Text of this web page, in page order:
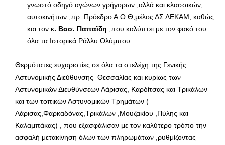
γνωστό οδηγό αγώνων γρήγορων ,αλλά και κλασσικών,
αυτοκινήτων ,πρ. Πρόεδρο Α.Ο.Θ,μέλος ΔΣ ΛΕΚΑΜ, καθώς
και τον κ. Βασ. Παπαϊδη ,που καλύπτει με τον φακό του
όλα τα Ιστορικά Ράλλυ Ολύμπου .
Θερμότατες ευχαριστίες σε όλα τα στελέχη της Γενικής
Αστυνομικής Διεύθυνσης Θεσσαλίας και κυρίως των
Αστυνομικών Διευθύνσεων Λάρισας, Καρδίτσας και Τρικάλων
και των τοπικών Αστυνομικών Τρημάτων (
Λάρισας,Φαρκαδόνας,Τρικάλων ,Μουζακίου ,Πύλης και
Καλαμπάκας) , που εξασφάλισαν με τον καλύτερο τρόπο την
ασφαλή μετακίνηση όλων των πληρωμάτων ,ρυθμίζοντας